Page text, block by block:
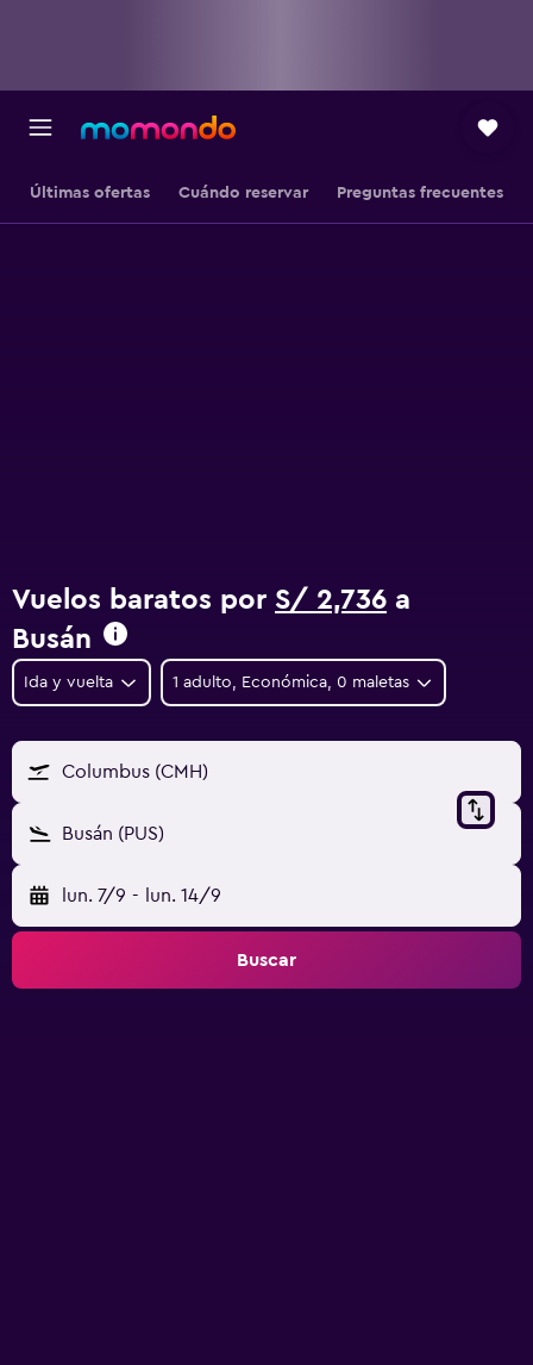
Últimas ofertas Cuándo reservar Preguntas frecuentes
Vuelos baratos por S/ 2,736 a
Busán
Ida y vuelta 1 adulto, Económica, 0 maletas
Columbus (CMH)
Busán (PUS)
lun. 7/9 - lun. 14/9
Buscar